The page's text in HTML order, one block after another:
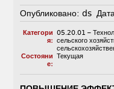
Опубликовано: ds
Категори
я:
05.20.01 –
сельского
Состояни
е:
Текущая